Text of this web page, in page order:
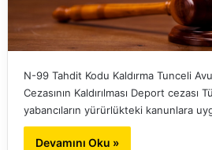
N-99 Tahdit Kodu Kaldırma Tunceli
Cezasının Kaldırılması Deport cezası
yabancıların yürürlükteki kanunlara
Devamını Oku »